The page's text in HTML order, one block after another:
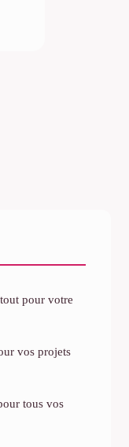
pour votre
vos projets
tous vos